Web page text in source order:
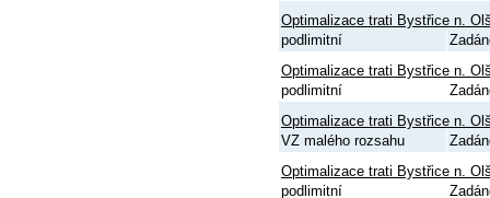
Optimalizace trati Bystřice n.
podlimitní
Optimalizace trati Bystřice n.
podlimitní
Optimalizace trati Bystřice n.
VZ malého rozsahu
Optimalizace trati Bystřice n.
podlimitní